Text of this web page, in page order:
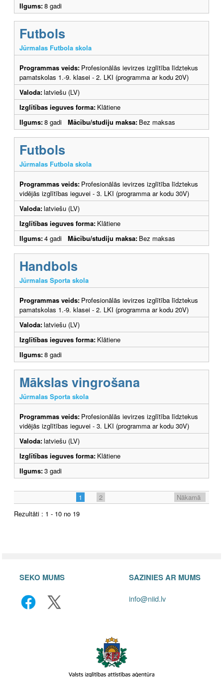
Ilgums:8 gadi
Futbols
Jūrmalas Futbola skola
Programmas veids: Profesionālās ievirzes izglītība līdztekus
pamatskolas 1.-9. klasei - 2. LKI (programma ar kodu 20V)
Valoda:latviešu (LV)
Izglītības ieguves forma: Klātiene
Ilgums:8 gadi Mācību/studiju maksa: Bez maksas
Futbols
Jūrmalas Futbola skola
Programmas veids: Profesionālās ievirzes izglītība līdztekus
vidējās izglītības ieguvei - 3. LKI (programma ar kodu 30V)
Valoda:latviešu (LV)
Izglītības ieguves forma: Klātiene
Ilgums:4 gadi Mācību/studiju maksa: Bez maksas
Handbols
Jūrmalas Sporta skola
Programmas veids: Profesionālās ievirzes izglītība līdztekus
pamatskolas 1.-9. klasei - 2. LKI (programma ar kodu 20V)
Valoda:latviešu (LV)
Izglītības ieguves forma: Klātiene
Ilgums:8 gadi
Mākslas vingrošana
Jūrmalas Sporta skola
Programmas veids: Profesionālās ievirzes izglītība līdztekus
vidējās izglītības ieguvei - 3. LKI (programma ar kodu 30V)
Valoda:latviešu (LV)
Izglītības ieguves forma: Klātiene
Ilgums:3 gadi
1 2
Nākamā
Rezultāti : 1 - 10 no 19
SEKO MUMS SAZINIES AR MUMS
info@niid.lv